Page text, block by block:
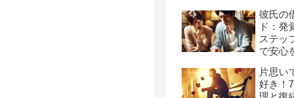
彼氏の
ド：発
ステッ
で安心
片思い
好き！